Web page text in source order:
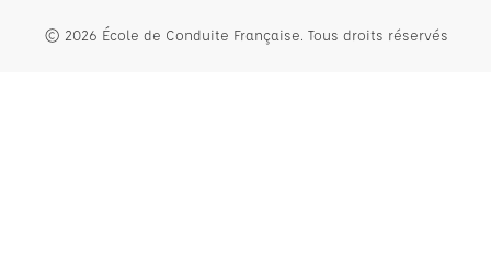
© 2026 École de Conduite Française. Tous droits réservés